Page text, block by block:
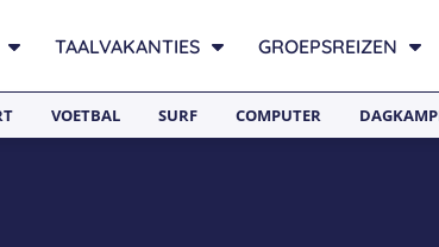
TAALVAKANTIES GROEPSREIZEN
VOETBAL SURF COMPUTER